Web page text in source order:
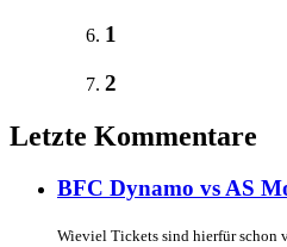
1
2
Letzte Kommentare
BFC Dynamo vs AS
Wieviel Tickets sind hierfür schon